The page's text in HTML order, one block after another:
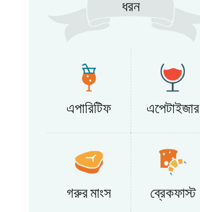
ধরন
এপারিটিফ এপেটাইজার
গরুর মাংস ব্রেকফাস্ট